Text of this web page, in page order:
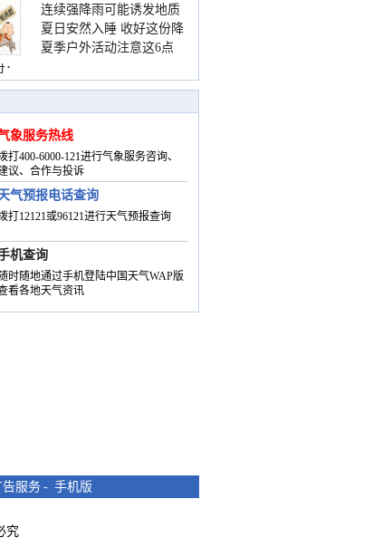
险提示请收好
连续强降雨可能诱发地质
灾害 这些前兆要知道
夏日安然入睡 收好这份降
温小贴士
夏季户外活动注意这6点
象服务热线
打400-6000-121进行气象服务咨询、
议、合作与投诉
气预报电话查询
打12121或96121进行天气预报查询
机查询
随时随地通过手机登陆中国天气WAP版
看各地天气资讯
告服务 - 手机版
究